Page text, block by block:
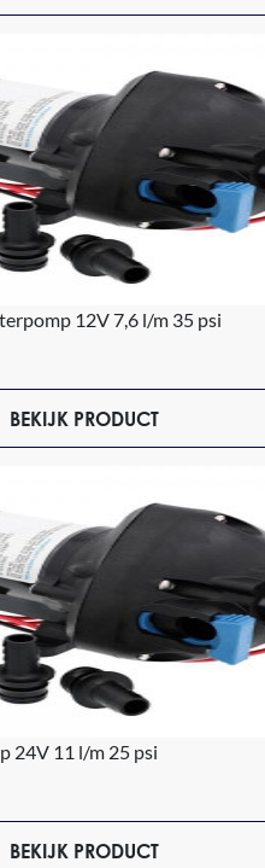
12V 7,6 l/m 35 psi
BEKIJK PRODUCT
24V 11 l/m 25 psi
BEKIJK PRODUCT